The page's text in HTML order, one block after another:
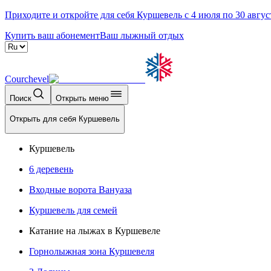
Приходите и откройте для себя Куршевель с 4 июля по 30
Купить ваш абонементВаш лыжный отдых
Courchevel
Поиск Открыть меню
Открыть для себя Куршевель
Куршевель
6 деревень
Входные ворота Вануаза
Куршевель для семей
Катание на лыжах в Куршевеле
Горнолыжная зона Куршевеля